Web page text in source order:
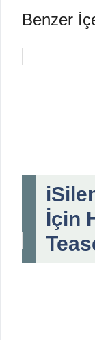
Benzer
İçin